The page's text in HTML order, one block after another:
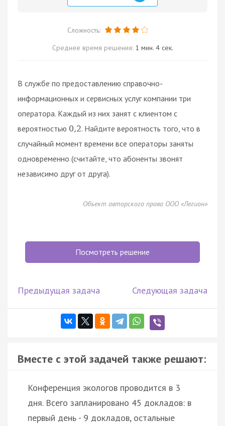
Сложность:
Среднее время решения: 1 мин. 4 сек.
В службе по предоставлению справочно-
информационных и сервисных услуг компании три
оператора. Каждый из них занят с клиентом с
вероятностью 0,2. Найдите вероятность того, что в
случайный момент времени все операторы заняты
одновременно (считайте, что абоненты звонят
независимо друг от друга).
Объект авторского права ООО «Легион»
Посмотреть решение
Предыдущая задача Следующая задача
Вместе с этой задачей также решают:
Конференция экологов проводится в 3
дня. Всего запланировано 45 докладов: в
первый день - 9 докладов, остальные